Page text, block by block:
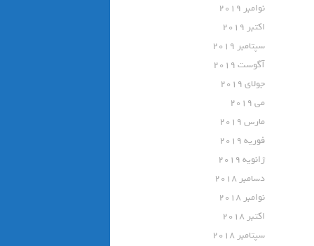
نوامبر 2019
اکتبر 2019
سپتامبر 2019
آگوست 2019
جولای 2019
می 2019
مارس 2019
فوریه 2019
ژانویه 2019
دسامبر 2018
نوامبر 2018
اکتبر 2018
سپتامبر 2018